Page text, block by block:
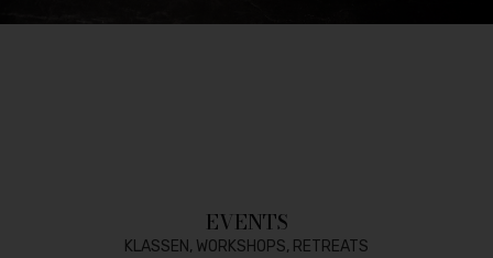
EVENTS
KLASSEN, WORKSHOPS, RETREATS